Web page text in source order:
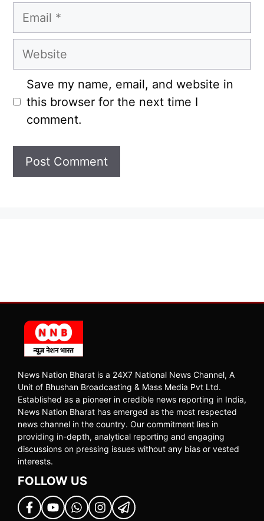
Email
Website
Save my name, email, and website in
this browser for the next time I
comment.
News Nation Bharat is a 24X7 National News Channel, A
Unit of Bhushan Broadcasting & Mass Media Pvt Ltd.
Established as a pioneer in credible news reporting in India,
News Nation Bharat has emerged as the most respected
news channel in the country. Our commitment lies in
providing in-depth, analytical reporting and engaging
discussions on pressing issues without any bias or vested
interests.
FOLLOW US